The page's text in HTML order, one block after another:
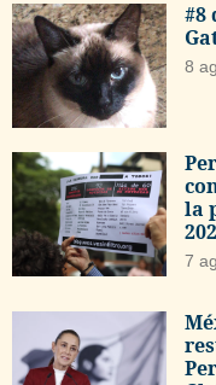
#8
8
la
7